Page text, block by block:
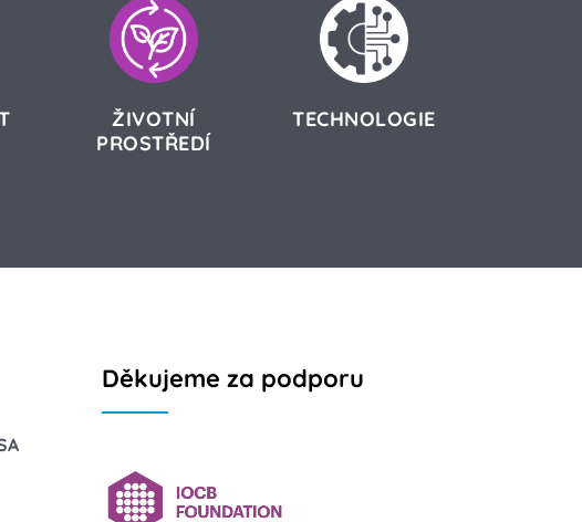
ŽIVOTNÍ
PROSTŘEDÍ
TECHNOLOGIE
Děkujeme za podporu